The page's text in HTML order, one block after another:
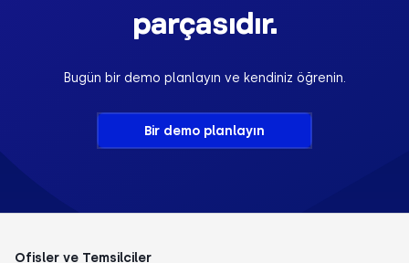
parçasıdır.
Bugün bir demo planlayın ve kendiniz öğrenin.
Bir demo planlayın
Ofisler ve Temsilciler